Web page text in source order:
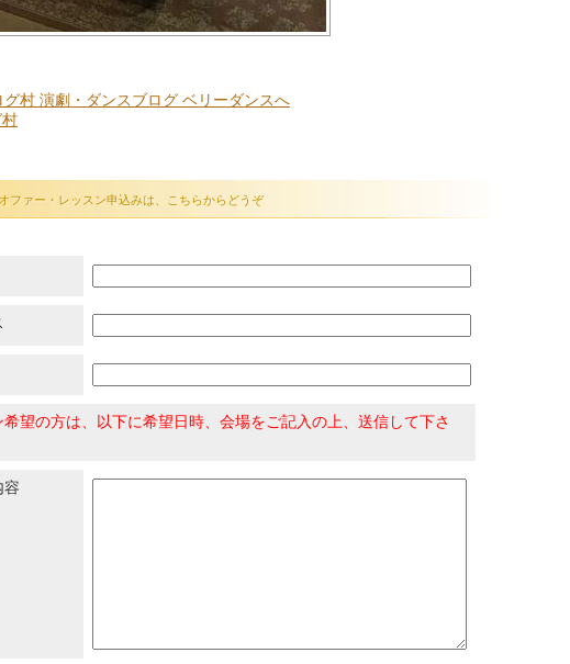
ファー・レッスン申込みは、こちらからどうぞ
望の方は、以下に希望日時、会場をご記入の上、送信して下さ
容